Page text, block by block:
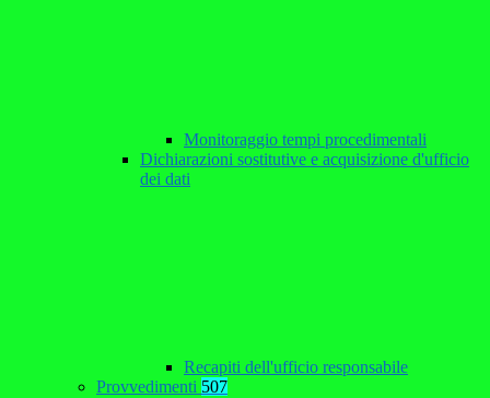
Monitoraggio tempi procedimentali
Dichiarazioni sostitutive e acquisizione d'ufficio
dei dati
Recapiti dell'ufficio responsabile
Provvedimenti 507